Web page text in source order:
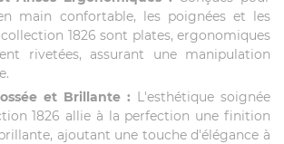
main confortable, les poignées et les
collection 1826 sont plates, ergonomiques
rivetées, assurant une manipulation
et Brillante : L'esthétique soignée
1826 allie à la perfection une finition
ajoutant une touche d'élégance à